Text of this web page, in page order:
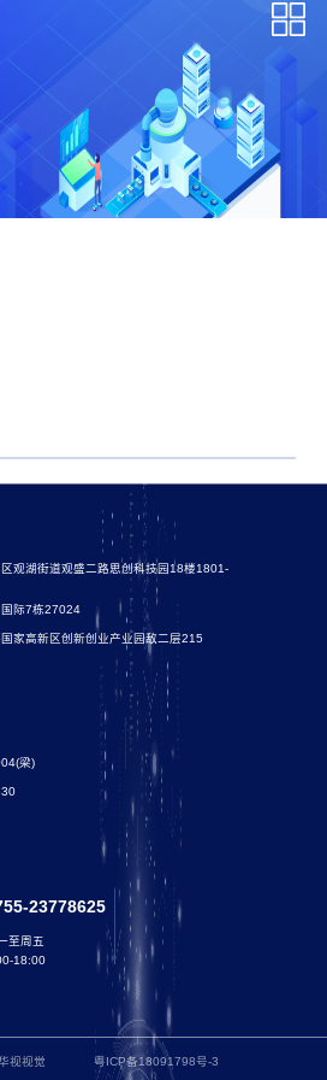
观湖街道观盛二路思创科技园18楼1801-
际7栋27024
家高新区创新创业产业园敌二层215
梁)
23778625
至周五
18:00
视视觉 粤ICP备18091798号-3